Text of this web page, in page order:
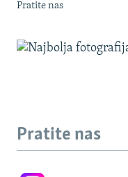
Pratite nas
Pratite nas